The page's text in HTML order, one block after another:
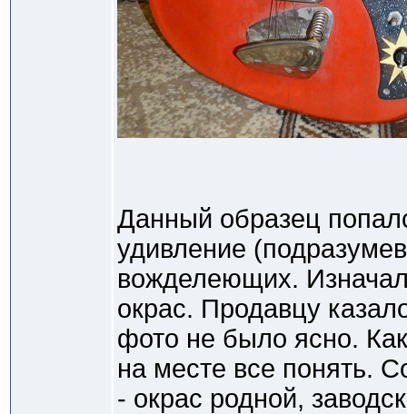
Данный образец
удивление
вожделеющих.
окрас. Продавцу
фото не было ясно.
на месте все понять.
- окрас родной,